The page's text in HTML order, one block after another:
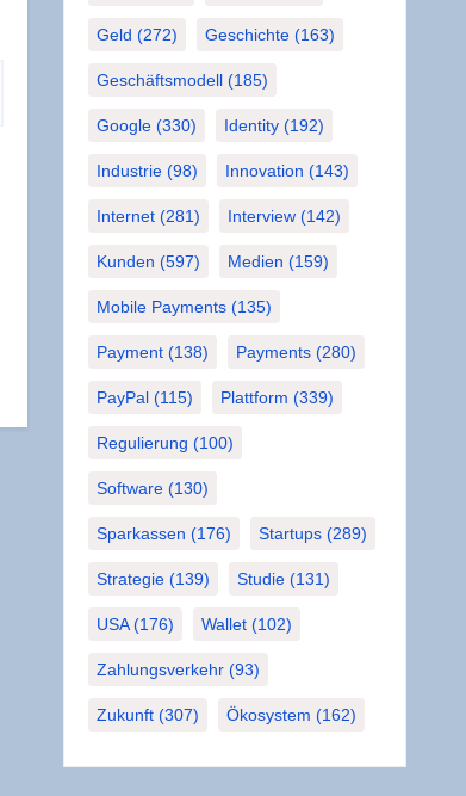
Geld (272) Geschichte(163)
Geschäftsmodell(185)
Google(330) Identity(192)
Industrie(98) Innovation (143)
Internet(281) Interview(142)
Kunden (597) Medien (159)
Mobile Payments(135)
Payment(138) Payments(280)
PayPal(115) Plattform (339)
Regulierung (100)
Software(130)
Sparkassen (176) Startups(289)
Strategie(139) Studie(131)
USA(176) Wallet(102)
Zahlungsverkehr(93)
Zukunft(307) Ökosystem (162)